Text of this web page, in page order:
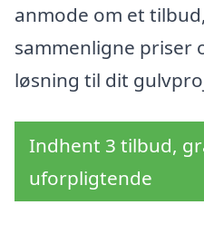
anmode om et
sammenligne priser
løsning til dit
Indhent 3 tilbud,
uforpligtende